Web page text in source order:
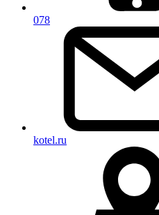
078
kotel.ru